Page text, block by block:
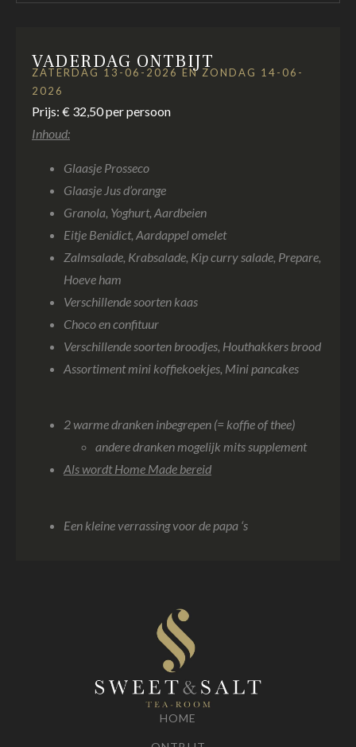
VADERDAG ONTBIJT
ZATERDAG 13-06-2026 EN ZONDAG 14-06-
2026
Prijs: € 32,50 per persoon
Inhoud:
Glaasje Prosseco
Glaasje Jus d’orange
Granola, Yoghurt, Aardbeien
Eitje Benidict, Aardappel omelet
Zalmsalade, Krabsalade, Kip curry salade, Prepare,
Hoeve ham
Verschillende soorten kaas
Choco en confituur
Verschillende soorten broodjes, Houthakkers brood
Assortiment mini koffiekoekjes, Mini pancakes
2 warme dranken inbegrepen (= koffie of thee)
andere dranken mogelijk mits supplement
Als wordt Home Made bereid
Een kleine verrassing voor de papa ‘s
HOME